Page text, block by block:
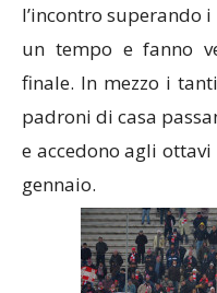
l’incontro superando
un tempo e fanno
finale. In mezzo i
padroni di casa
e accedono agli
gennaio.